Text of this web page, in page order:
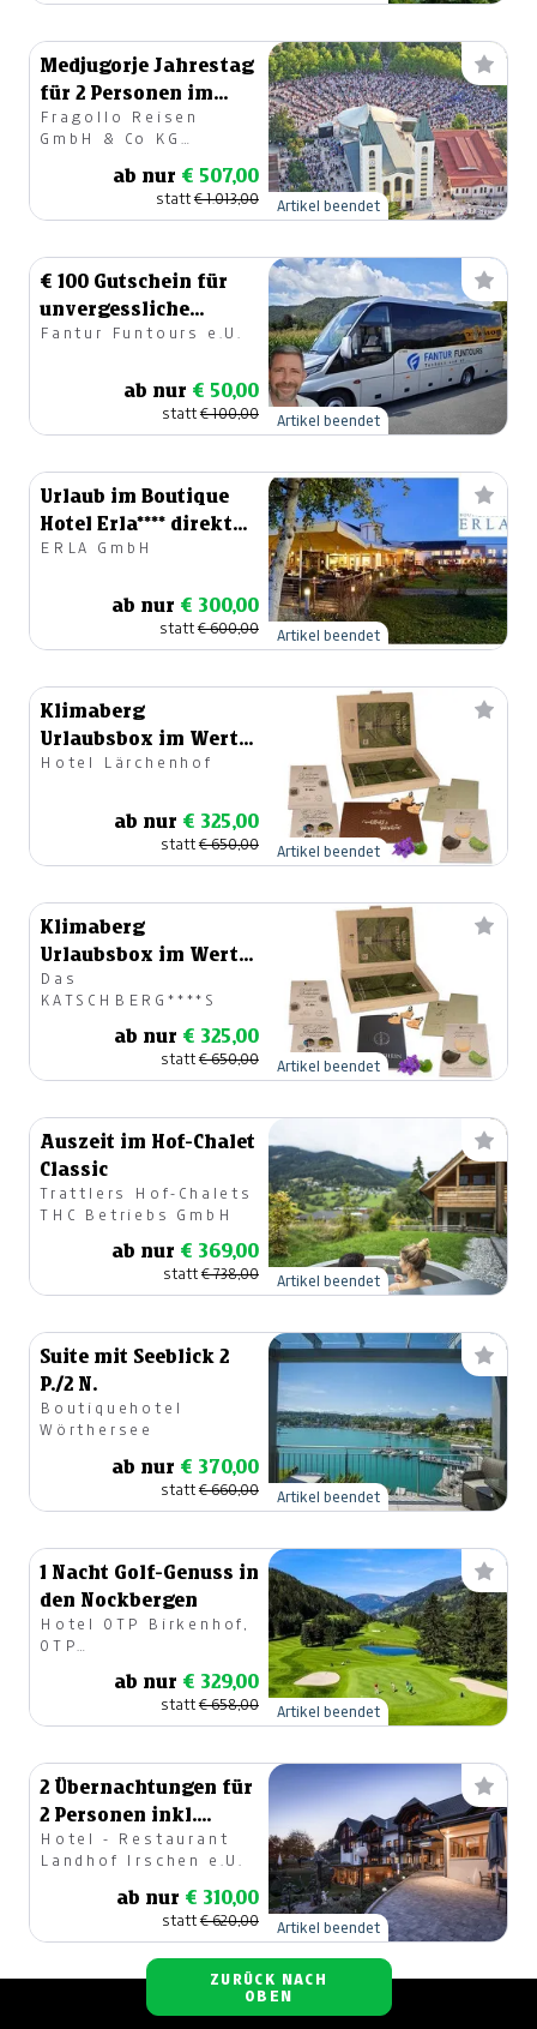
Medjugorje Jahrestag
für 2 Personen im
Doppelzimmer
Fragollo Reisen
GmbH & Co KG
ab nur € 507,00
statt€ 1.013,00 Artikel beendet
€ 100 Gutschein für
unvergessliche
Busfahrten mit
Fantur Funtours e.U.
ab nur € 50,00
statt€ 100,00 Artikel beendet
Urlaub im Boutique
Hotel Erla**** direkt
am See
ERLA GmbH
ab nur € 300,00
statt€ 600,00 Artikel beendet
Klimaberg
Urlaubsbox im Wert
von € 650.-
Hotel Lärchenhof
ab nur € 325,00
statt€ 650,00 Artikel beendet
Klimaberg
Urlaubsbox im Wert
von € 650.-
Das
KATSCHBERG****S
ab nur € 325,00
statt€ 650,00 Artikel beendet
Auszeit im Hof-Chalet
Classic
Trattlers Hof-Chalets
THC Betriebs GmbH
ab nur € 369,00
statt€ 738,00 Artikel beendet
Suite mit Seeblick 2
P./2 N.
Boutiquehotel
Wörthersee
ab nur € 370,00
statt€ 660,00 Artikel beendet
1 Nacht Golf-Genuss in
den Nockbergen
Hotel OTP Birkenhof,
OTP
ab nur € 329,00
statt€ 658,00 Artikel beendet
2 Übernachtungen für
2 Personen inkl.
Frühstück
Hotel - Restaurant
Landhof Irschen e.U.
ab nur € 310,00
statt€ 620,00 Artikel beendet
ZURÜCK NACH
OBEN